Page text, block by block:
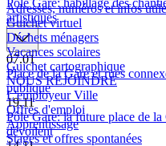
artistiques
07.01
Place de la Gare et rues
publique
19.11
Pôle Gare: la future place de la
dévoilent
Adresses, numéros et infos
Guichet virtuel
Déchets ménagers
Vacances scolaires
Guichet cartographique
NOUS REJOINDRE
L'employeur Ville
Offres d'emploi
Apprentissage
Stages et offres spontanées